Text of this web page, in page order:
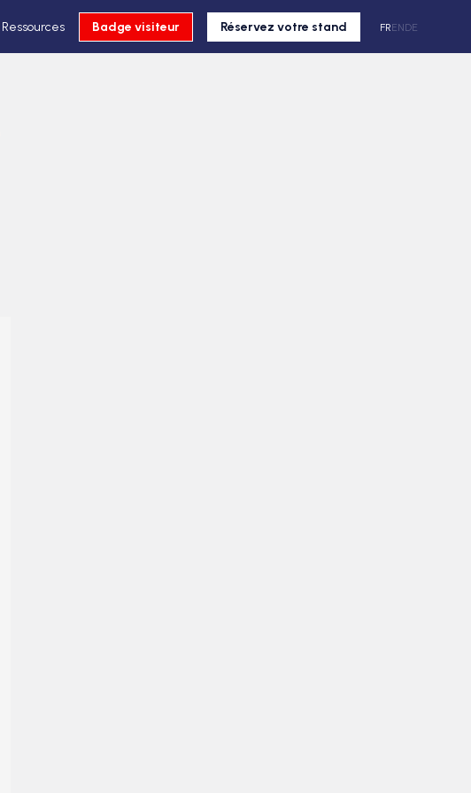
Ressources Badge visiteur Réservez votre stand FRENDE